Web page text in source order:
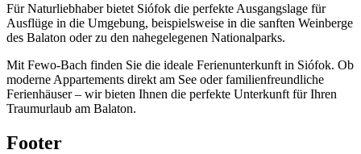
Für Naturliebhaber bietet Siófok die perfekte Ausgangslage für
Ausflüge in die Umgebung, beispielsweise in die sanften Weinberge
des Balaton oder zu den nahegelegenen Nationalparks.
Mit Fewo-Bach finden Sie die ideale Ferienunterkunft in Siófok. Ob
moderne Appartements direkt am See oder familienfreundliche
Ferienhäuser – wir bieten Ihnen die perfekte Unterkunft für Ihren
Traumurlaub am Balaton.
Footer